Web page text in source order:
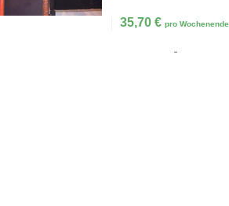
35,70 € pro Wochenende